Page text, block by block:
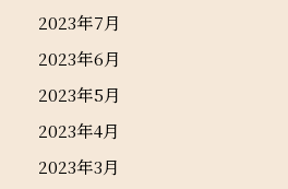
2023年7月
2023年6月
2023年5月
2023年4月
2023年3月